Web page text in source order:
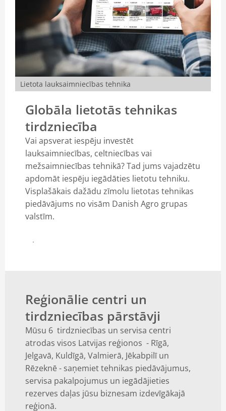
Globāla lietotās tehnikas
tirdzniecība
Vai apsverat iespēju investēt
lauksaimniecības, celtniecības vai
mežsaimniecības tehnikā? Tad jums vajadzētu
apdomāt iespēju iegādāties lietotu tehniku.
Visplašākais dažādu zīmolu lietotas tehnikas
piedāvājums no visām Danish Agro grupas
valstīm.
Vairāk
Lietota lauksaimniecības tehnika
Reģionālie centri un
tirdzniecības pārstāvji
Mūsu 6 tirdzniecības un servisa centri
atrodas visos Latvijas reģionos - Rīgā,
Jelgavā, Kuldīgā, Valmierā, Jēkabpilī un
Rēzeknē - saņemiet tehnikas piedāvājumus,
servisa pakalpojumus un iegādājieties
rezerves daļas jūsu biznesam izdevīgākajā
reģionā.